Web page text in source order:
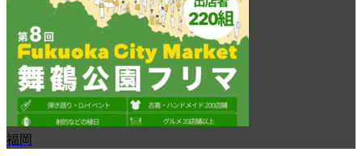
福岡